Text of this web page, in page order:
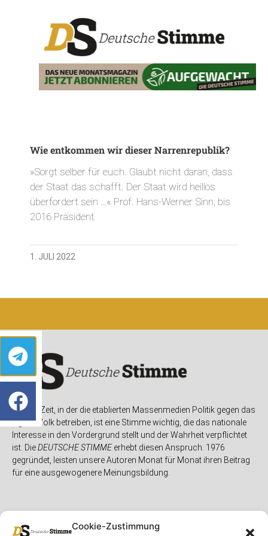
Cookie-Zustimmung
Wie entkommen wir dieser Narrenrepublik?
»Sorgt selber für euch. Glaubt nicht daran, dass
der Staat das schafft. Der Staat wird heillos
überfordert sein …« Prof. Hans-Werner Sinn, bis
2016 Präsident
1. JULI 2022
In einer Zeit, in der die etablierten Massenmedien Politik gegen das
eigene Volk betreiben, ist eine Stimme wichtig, die das nationale
Interesse in den Vordergrund stellt und der Wahrheit verpflichtet
ist. DieDEUTSCHE STIMMEerhebt diesen Anspruch. 1976
gegründet, leisten unsere Autoren Monat für Monat ihren Beitrag
für eine ausgewogenere Meinungsbildung.